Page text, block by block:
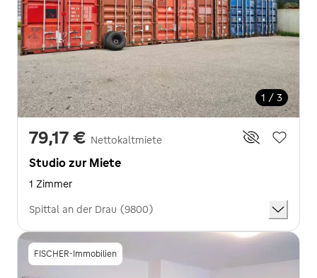
1 / 3
79,17 € Nettokaltmiete
Studio zur Miete
1 Zimmer
Spittal an der Drau (9800)
FISCHER-Immobilien